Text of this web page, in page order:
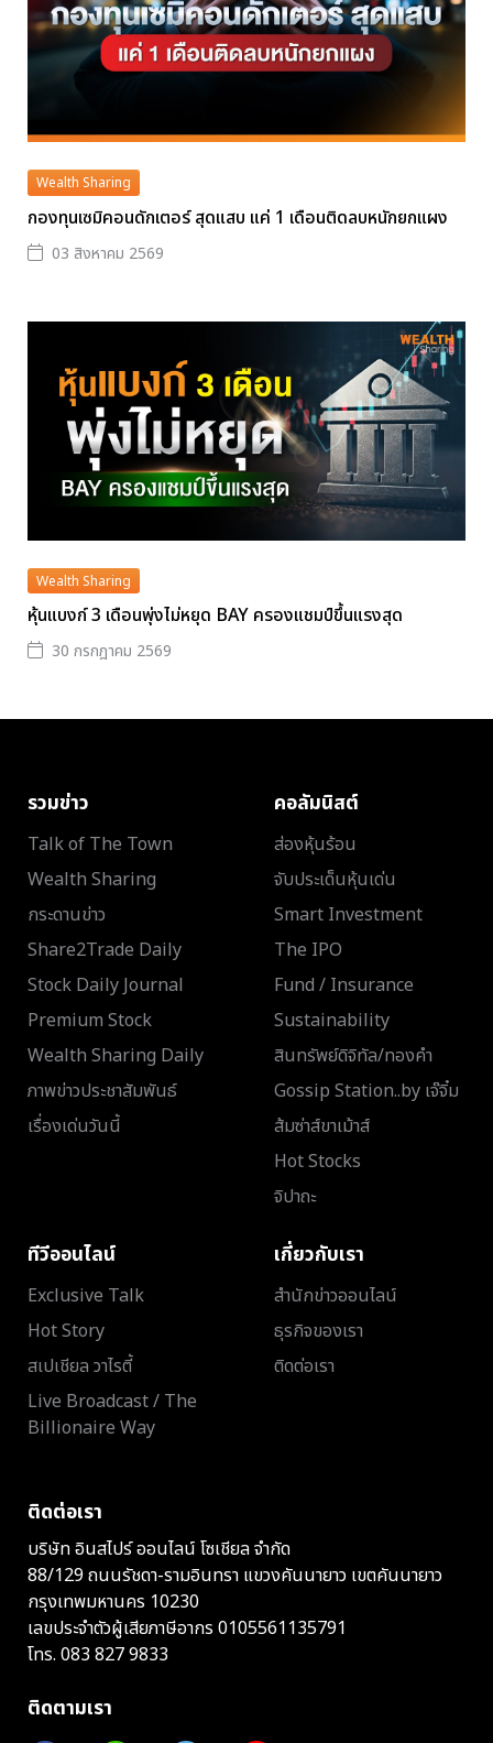
Wealth Sharing
กองทุนเซมิคอนดักเตอร์ สุดแสบ แค่ 1 เดือนติดลบหนักยกแผง
03 สิงหาคม 2569
Wealth Sharing
หุ้นแบงก์ 3 เดือนพุ่งไม่หยุด BAY ครองแชมป์ขึ้นแรงสุด
30 กรกฎาคม 2569
รวมข่าว
Talk of The Town
Wealth Sharing
กระดานข่าว
Share2Trade Daily
Stock Daily Journal
Premium Stock
Wealth Sharing Daily
ภาพข่าวประชาสัมพันธ์
เรื่องเด่นวันนี้
คอลัมนิสต์
ส่องหุ้นร้อน
จับประเด็นหุ้นเด่น
Smart Investment
The IPO
Fund / Insurance
Sustainability
สินทรัพย์ดิจิทัล/ทองคำ
Gossip Station..by เจ๊จิ๋ม
ส้มซ่าส์ขาเม้าส์
Hot Stocks
จิปาถะ
ทีวีออนไลน์
Exclusive Talk
Hot Story
สเปเชียล วาไรตี้
Live Broadcast / The
Billionaire Way
เกี่ยวกับเรา
สำนักข่าวออนไลน์
ธุรกิจของเรา
ติดต่อเรา
ติดต่อเรา
บริษัท อินสไปร์ ออนไลน์ โซเชียล จำกัด
88/129 ถนนรัชดา-รามอินทรา แขวงคันนายาว เขตคันนายาว
กรุงเทพมหานคร 10230
เลขประจำตัวผู้เสียภาษีอากร 0105561135791
โทร. 083 827 9833
ติดตามเรา